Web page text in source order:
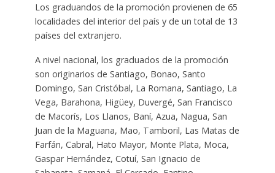
Los graduandos de la promoción provienen de 65
localidades del interior del país y de un total de 13
países del extranjero.
A nivel nacional, los graduados de la promoción
son originarios de Santiago, Bonao, Santo
Domingo, San Cristóbal, La Romana, Santiago, La
Vega, Barahona, Higüey, Duvergé, San Francisco
de Macorís, Los Llanos, Baní, Azua, Nagua, San
Juan de la Maguana, Mao, Tamboril, Las Matas de
Farfán, Cabral, Hato Mayor, Monte Plata, Moca,
Gaspar Hernández, Cotuí, San Ignacio de